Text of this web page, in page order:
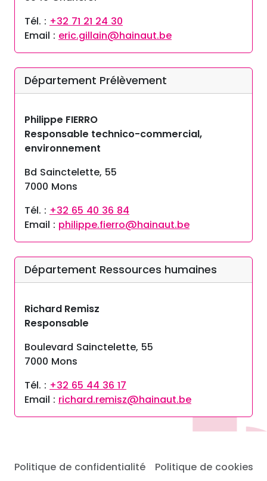
Tél. : +32 71 21 24 30
Email : eric.gillain@hainaut.be
Département Prélèvement
Philippe FIERRO
Responsable technico-commercial,
environnement
Bd Sainctelette, 55
7000 Mons
Tél. : +32 65 40 36 84
Email : philippe.fierro@hainaut.be
Département Ressources humaines
Richard Remisz
Responsable
Boulevard Sainctelette, 55
7000 Mons
Tél. : +32 65 44 36 17
Email : richard.remisz@hainaut.be
Politique de confidentialité Politique de cookies